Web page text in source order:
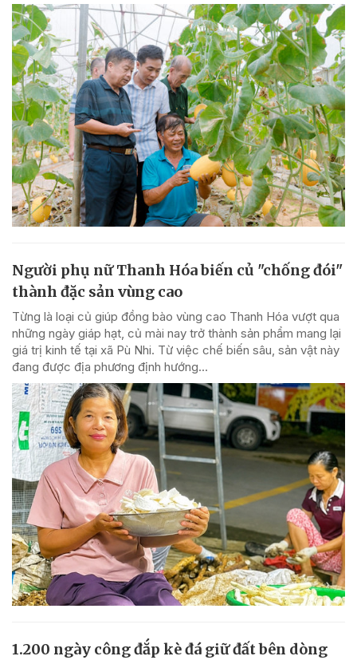
Người phụ nữ Thanh Hóa biến củ "chống đói"
thành đặc sản vùng cao
Từng là loại củ giúp đồng bào vùng cao Thanh Hóa vượt qua
những ngày giáp hạt, củ mài nay trở thành sản phẩm mang lại
giá trị kinh tế tại xã Pù Nhi. Từ việc chế biến sâu, sản vật này
đang được địa phương định hướng...
1.200 ngày công đắp kè đá giữ đất bên dòng